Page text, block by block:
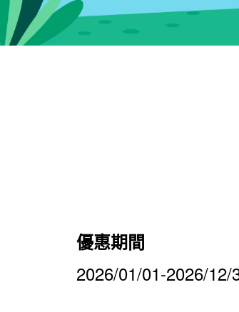
優惠期間
2026/01/01-2026/12/